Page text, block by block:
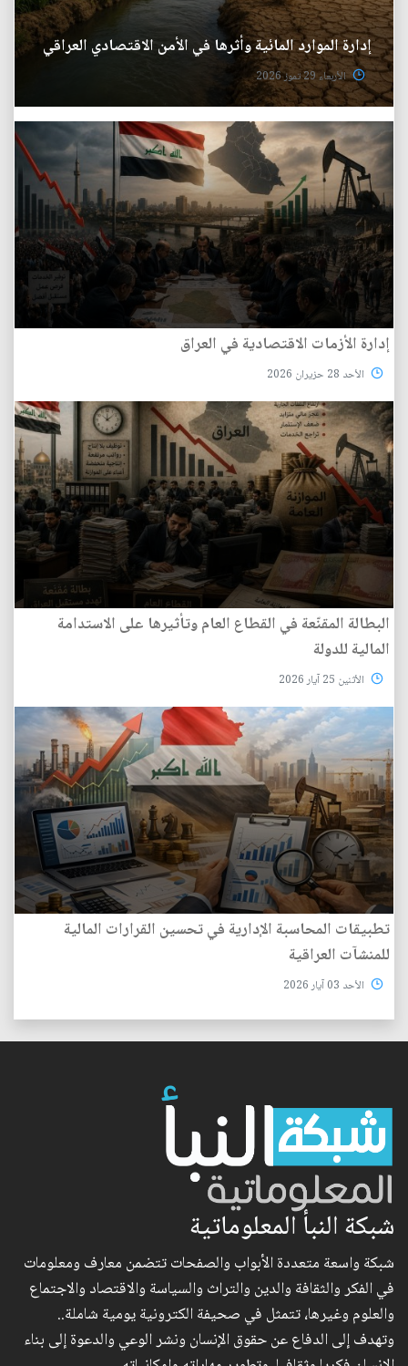
إدارة الموارد المائية وأثرها في الأمن الاقتصادي العراقي
الأربعاء 29 تموز 2026
إدارة الأزمات الاقتصادية في العراق
الأحد 28 حزيران 2026
البطالة المقنّعة في القطاع العام وتأثيرها على الاستدامة
المالية للدولة
الأثنين 25 آيار 2026
تطبيقات المحاسبة الإدارية في تحسين القرارات المالية
للمنشآت العراقية
الأحد 03 آيار 2026
شبكة النبأ المعلوماتية
شبكة واسعة متعددة الأبواب والصفحات تتضمن معارف ومعلومات
في الفكر والثقافة والدين والتراث والسياسة والاقتصاد والاجتماع
والعلوم وغيرها، تتمثل في صحيفة الكترونية يومية شاملة..
وتهدف إلى الدفاع عن حقوق الإنسان ونشر الوعي والدعوة إلى بناء